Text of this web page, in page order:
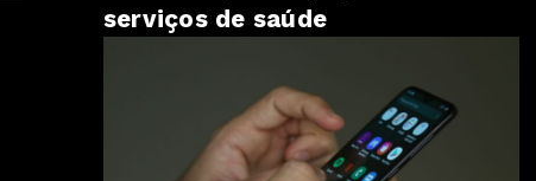
serviços de saúde